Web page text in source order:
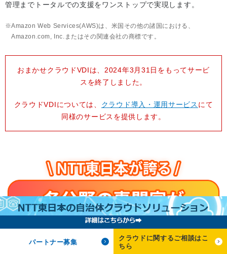
管理までトータルでの支援をワンストップで実現します。
Amazon Web Services(AWS)は、米国その他の諸国における、
Amazon.com, Inc.またはその関連会社の商標です。
おまかせクラウドVDIは、2024年3月31日をもってサービ
スを終了しました。
クラウドVDIについては、 クラウド導入・運用サービス にて
同様のサービスを提供します。
パートナー募集
クラウドに関するご相談はこ
ちら